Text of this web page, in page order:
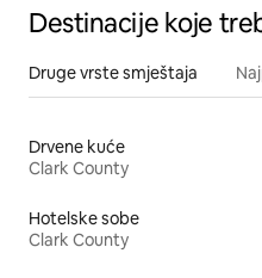
Destinacije koje
Druge vrste smještaja
Drvene kuće
Clark County
Hotelske sobe
Clark County